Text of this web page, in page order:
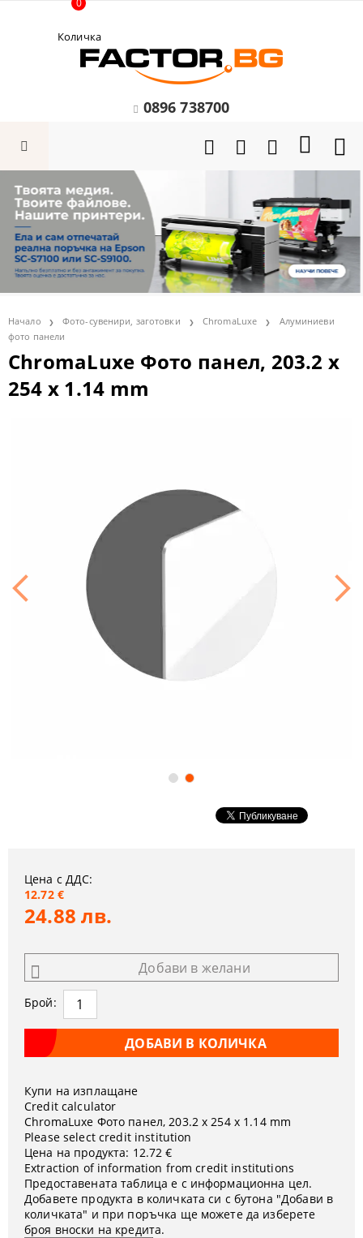
Количка
0
0896 738700
Начало Фото-сувенири, заготовки ChromaLuxe
Алуминиеви
фото панели
ChromaLuxe Фото панел, 203.2 x
254 x 1.14 mm
Цена с ДДС:
12.72 €
24.88 лв.
Добави в желани
Брой:
Купи на изплащане
Credit calculator
ChromaLuxe Фото панел, 203.2 x 254 x 1.14 mm
Please select credit institution
Цена на продукта: 12.72 €
Extraction of information from credit institutions
Предоставената таблица е с информационна цел.
Добавете продукта в количката си с бутона "Добави в
количката" и при поръчка ще можете да изберете
броя вноски на кредита.